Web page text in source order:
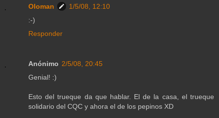
Oloman
1/5/08, 12:10
:-)
Responder
Anónimo 2/5/08, 20:45
Genial! :)
Esto del trueque da que hablar. El de la casa, el trueque
solidario del CQC y ahora el de los pepinos XD